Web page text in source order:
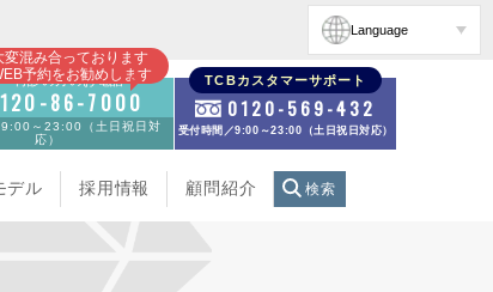
Language
変混み合っております
予約をお勧めします
再診の方のお電話
86-7000
9:00～23:00（土日祝日対
応）
TCBカスタマーサポート
0120-569-432
受付時間／9:00～23:00（土日祝日対応）
デル 採用情報 顧問紹介 検索